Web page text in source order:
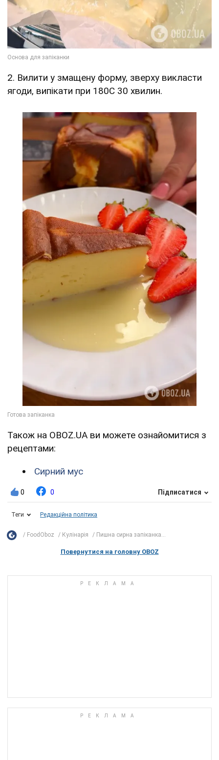
2. Вилити у змащену форму, зверху викласти
ягоди, випікати при 180С 30 хвилин.
Також на OBOZ.UA ви можете ознайомитися з
рецептами:
Сирний мус
0 0 Підписатися
Теги Редакційна політика
FoodOboz Кулінарія Пишна сирна запіканка...
Повернутися на головну OBOZ